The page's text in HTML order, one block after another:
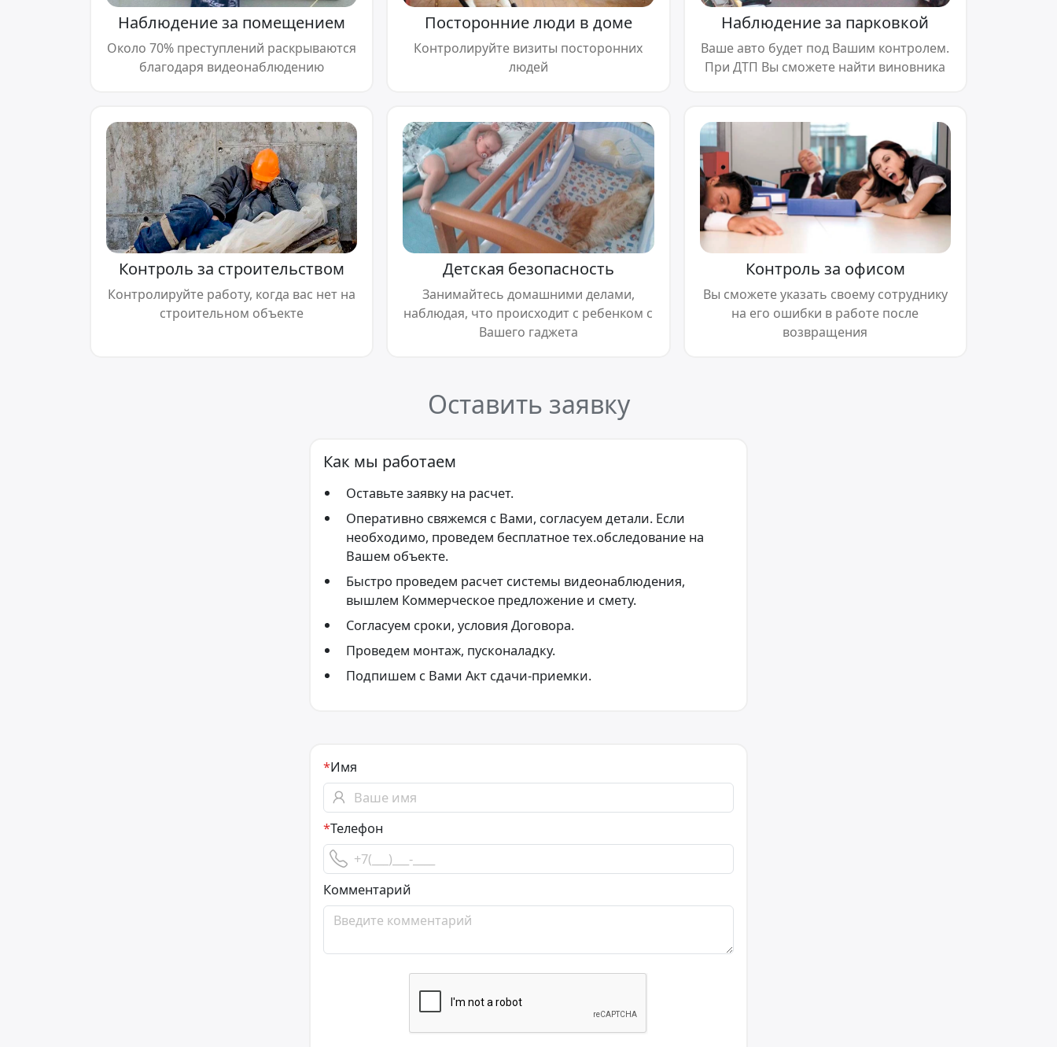
Наблюдение за помещением
Около 70% преступлений раскрываются
благодаря видеонаблюдению
Посторонние люди в доме
Контролируйте визиты посторонних
людей
Наблюдение за парковкой
Ваше авто будет под Вашим контролем.
При ДТП Вы сможете найти виновника
Контроль за строительством
Контролируйте работу, когда вас нет на
строительном объекте
Детская безопасность
Занимайтесь домашними делами,
наблюдая, что происходит с ребенком с
Вашего гаджета
Контроль за офисом
Вы сможете указать своему сотруднику
на его ошибки в работе после
возвращения
Оставить заявку
Как мы работаем
Оставьте заявку на расчет.
Оперативно свяжемся с Вами, согласуем детали. Если
необходимо, проведем бесплатное тех.обследование на
Вашем объекте.
Быстро проведем расчет системы видеонаблюдения,
вышлем Коммерческое предложение и смету.
Согласуем сроки, условия Договора.
Проведем монтаж, пусконаладку.
Подпишем с Вами Акт сдачи-приемки.
*Имя
*Телефон
Комментарий